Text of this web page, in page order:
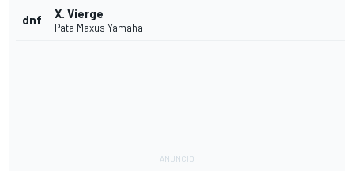
dnf X. Vierge
Pata Maxus Yamaha